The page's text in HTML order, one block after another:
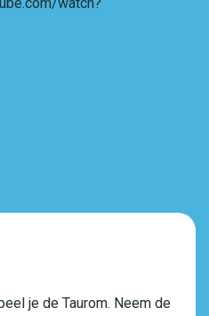
je de Taurom. Neem de